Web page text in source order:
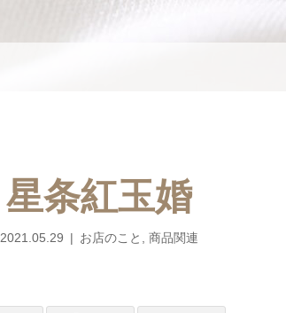
星条紅玉婚
2021.05.29 お店のこと 商品関連